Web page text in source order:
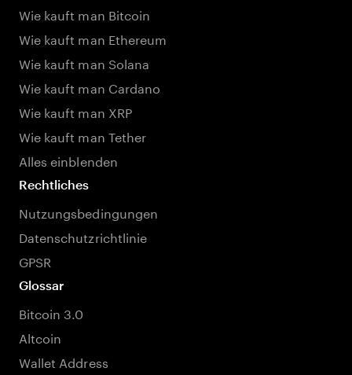
Wie kauft man Bitcoin
Wie kauft man Ethereum
Wie kauft man Solana
Wie kauft man Cardano
Wie kauft man XRP
Wie kauft man Tether
Alles einblenden
Rechtliches
Nutzungsbedingungen
Datenschutzrichtlinie
GPSR
Glossar
Bitcoin 3.0
Altcoin
Wallet Address